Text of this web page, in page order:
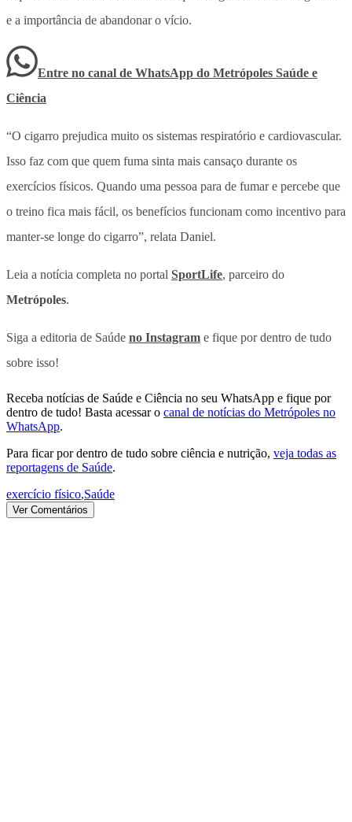
e a importância de abandonar o vício.
Entre no canal de WhatsApp do Metrópoles Saúde e
Ciência
“O cigarro prejudica muito os sistemas respiratório e cardiovascular.
Isso faz com que quem fuma sinta mais cansaço durante os
exercícios físicos. Quando uma pessoa para de fumar e percebe que
o treino fica mais fácil, os benefícios funcionam como incentivo para
manter-se longe do cigarro”, relata Daniel.
Leia a notícia completa no portal SportLife, parceiro do
Metrópoles.
Siga a editoria de Saúde no Instagram e fique por dentro de tudo
sobre isso!
Receba notícias de Saúde e Ciência no seu WhatsApp e fique por
dentro de tudo! Basta acessar o canal de notícias do Metrópoles no
WhatsApp.
Para ficar por dentro de tudo sobre ciência e nutrição, veja todas as
reportagens de Saúde.
exercício físico,Saúde
Ver Comentários